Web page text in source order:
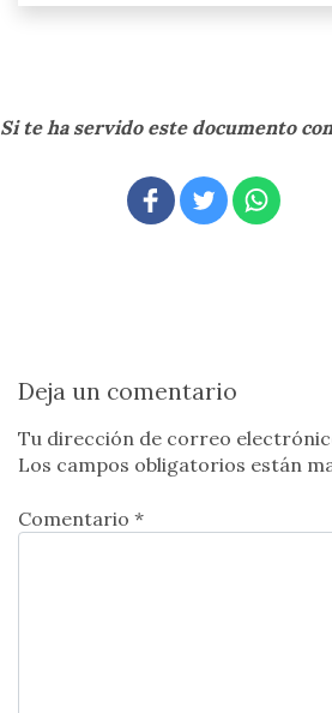
Si te ha servido este documento
Deja un comentario
Tu dirección de correo
Los campos obligatorios están
Comentario *